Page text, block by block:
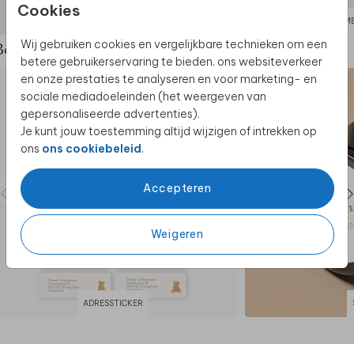
Cookies
Wij gebruiken cookies en vergelijkbare technieken om een
betere gebruikerservaring te bieden, ons websiteverkeer
en onze prestaties te analyseren en voor marketing- en
sociale mediadoeleinden (het weergeven van
gepersonaliseerde advertenties).
Je kunt jouw toestemming altijd wijzigen of intrekken op
ons ons cookiebeleid.
Accepteren
Weigeren
de complete set
ADRESSTICKER